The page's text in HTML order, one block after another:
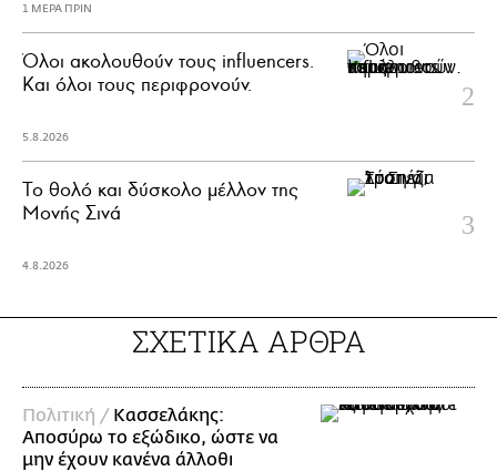
1 ΜΕΡΑ ΠΡΙΝ
Όλοι ακολουθούν τους influencers.
Και όλοι τους περιφρονούν.
5.8.2026
Το θολό και δύσκολο μέλλον της
Μονής Σινά
4.8.2026
ΣΧΕΤΙΚΑ ΑΡΘΡΑ
Πολιτική / Κασσελάκης:
Αποσύρω το εξώδικο, ώστε να
μην έχουν κανένα άλλοθι